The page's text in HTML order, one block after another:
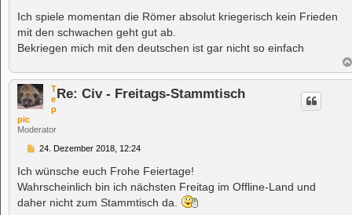
i
r
a
g
Ich spiele momentan die Römer absolut kriegerisch kein Frieden
mit den schwachen geht gut ab.
Bekriegen mich mit den deutschen ist gar nicht so einfach
T
e
p
pic
Moderator
Re: Civ - Freitags-Stammtisch
B
i
t
r
g
24. Dezember 2018, 12:24
Ich wünsche euch Frohe Feiertage!
Wahrscheinlich bin ich nächsten Freitag im Offline-Land und
daher nicht zum Stammtisch da.